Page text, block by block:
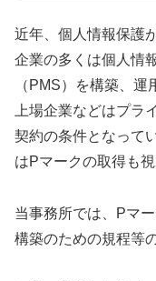
近年、個人情報保護
企業の多くは個人情
（PMS）を構築、運
上場企業などはプラ
契約の条件となって
はPマークの取得も
当事務所では、Pマ
構築のための規程等